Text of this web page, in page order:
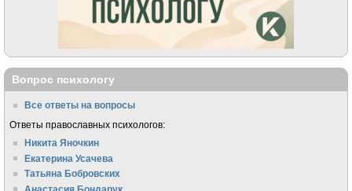
Вопрос психологу
Все ответы на вопросы
Ответы православных психологов:
Никита Яночкин
Екатерина Усачева
Татьяна Бобровских
Анастасия Бондарук